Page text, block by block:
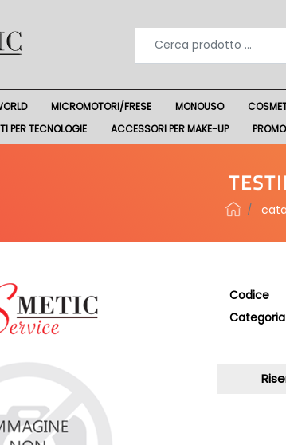
MICROMOTORI/FRESE MONOUSO
PER TECNOLOGIE
ACCESSORI PER MAKE-UP
Codice